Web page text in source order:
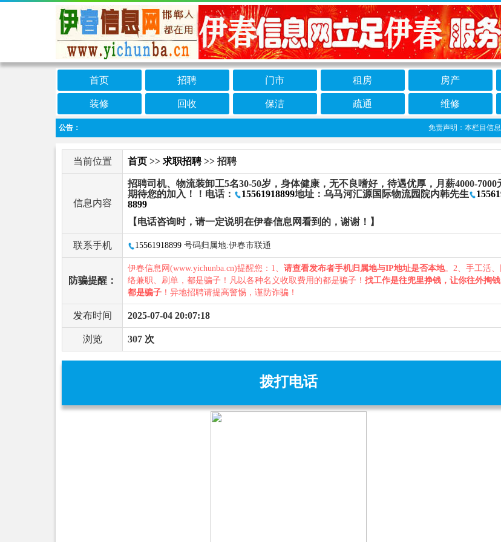
首页 招聘 门市 租房 房产
装修 回收 保洁 疏通 维修
公告： 免责声明：本栏目信息
当前位置 首页 >> 求职招聘>> 招聘
信息内容
招聘司机、物流装卸工5名30-50岁，身体健康，无不良嗜好，待遇优厚，月薪4000-7000
期待您的加入！！电话：
15561918899地址：乌马河汇源国际物流园院内韩先生
8899
【电话咨询时，请一定说明在伊春信息网看到的，谢谢！】
联系手机 15561918899 号码归属地:伊春市联通
防骗提醒：
伊春信息网(www.yichunba.cn)提醒您：1、 请查看发布者手机归属地与IP地址是否本地。2、手工活、
络兼职、刷单，都是骗子！凡以各种名义收取费用的都是骗子！ 找工作是往兜里挣钱，让你往外掏
都是骗子 ！异地招聘请提高警惕，谨防诈骗！
发布时间 2025-07-04 20:07:18
浏览 307 次
拨打电话